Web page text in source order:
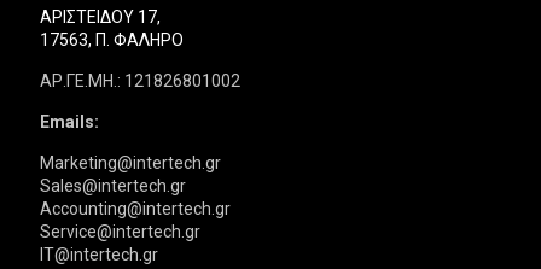
ΑΡΙΣΤΕΙΔΟΥ 17,
17563, Π. ΦΑΛΗΡΟ
ΑΡ.ΓΕ.ΜΗ.: 121826801002
Emails:
Marketing@intertech.gr
Sales@intertech.gr
Accounting@intertech.gr
Service@intertech.gr
IT@intertech.gr